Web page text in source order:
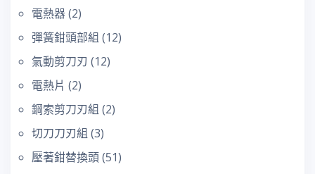
電熱器(2)
彈簧鉗頭部組 (12)
氣動剪刀刃 (12)
電熱片 (2)
鋼索剪刀刃組 (2)
切刀刀刃組 (3)
壓著鉗替換頭(51)